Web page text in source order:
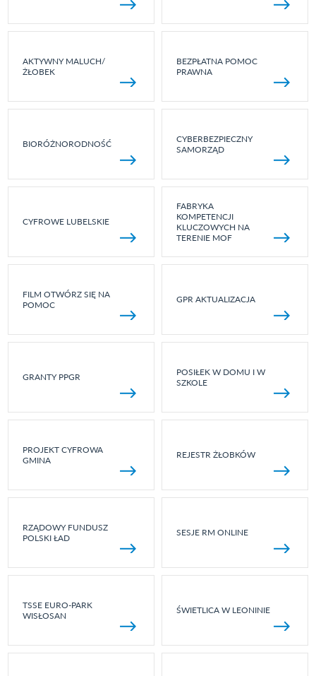
AKTYWNY MALUCH/
ŻŁOBEK
BEZPŁATNA POMOC
PRAWNA
BIORÓŻNORODNOŚĆ
CYBERBEZPIECZNY
SAMORZĄD
CYFROWE LUBELSKIE
FABRYKA
KOMPETENCJI
KLUCZOWYCH NA
TERENIE MOF
FILM OTWÓRZ SIĘ NA
POMOC
GPR AKTUALIZACJA
GRANTY PPGR
POSIŁEK W DOMU I W
SZKOLE
PROJEKT CYFROWA
GMINA
REJESTR ŻŁOBKÓW
RZĄDOWY FUNDUSZ
POLSKI ŁAD
SESJE RM ONLINE
TSSE EURO-PARK
WISŁOSAN
ŚWIETLICA W LEONINIE